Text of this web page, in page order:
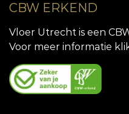
CBW ERKEND
Vloer Utrecht is een
Voor meer informatie